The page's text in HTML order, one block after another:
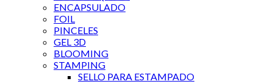
ENCAPSULADO
FOIL
PINCELES
GEL 3D
BLOOMING
STAMPING
SELLO PARA ESTAMPADO